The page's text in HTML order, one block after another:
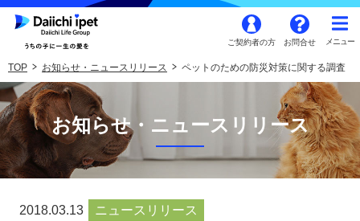
ご契約者の方 お問合せ
TOP お知らせ・ニュースリリース ペットのための防災対策に関する調査
お知らせ・ニュースリリース
2018.03.13 ニュースリリース